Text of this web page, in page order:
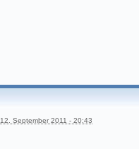
12. September 2011 - 20:43